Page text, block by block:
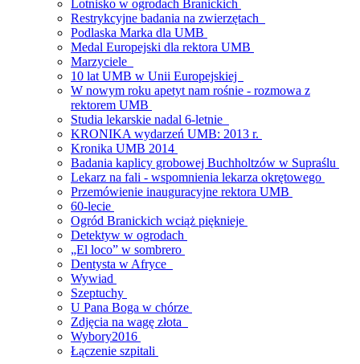
Lotnisko w ogrodach Branickich
Restrykcyjne badania na zwierzętach
Podlaska Marka dla UMB
Medal Europejski dla rektora UMB
Marzyciele
10 lat UMB w Unii Europejskiej
W nowym roku apetyt nam rośnie - rozmowa z
rektorem UMB
Studia lekarskie nadal 6-letnie
KRONIKA wydarzeń UMB: 2013 r.
Kronika UMB 2014
Badania kaplicy grobowej Buchholtzów w Supraślu
Lekarz na fali - wspomnienia lekarza okrętowego
Przemówienie inauguracyjne rektora UMB
60-lecie
Ogród Branickich wciąż pięknieje
Detektyw w ogrodach
„El loco” w sombrero
Dentysta w Afryce
Wywiad
Szeptuchy
U Pana Boga w chórze
Zdjęcia na wagę złota
Wybory2016
Łączenie szpitali